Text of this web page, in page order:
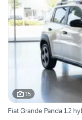
15
Fiat Grande Panda 1.2